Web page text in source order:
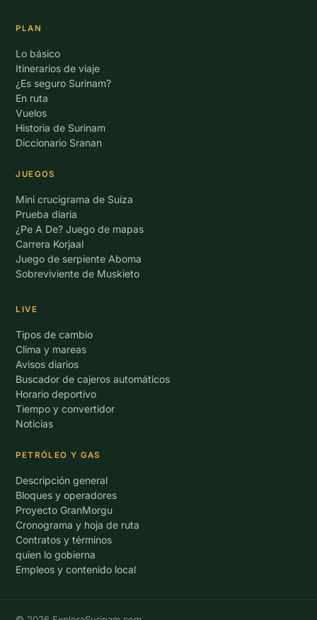
PLAN
Lo básico
Itinerarios de viaje
¿Es seguro Surinam?
En ruta
Vuelos
Historia de Surinam
Diccionario Sranan
JUEGOS
Mini crucigrama de Suiza
Prueba diaria
¿Pe A De? Juego de mapas
Carrera Korjaal
Juego de serpiente Aboma
Sobreviviente de Muskieto
LIVE
Tipos de cambio
Clima y mareas
Avisos diarios
Buscador de cajeros automáticos
Horario deportivo
Tiempo y convertidor
Noticias
PETRÓLEO Y GAS
Descripción general
Bloques y operadores
Proyecto GranMorgu
Cronograma y hoja de ruta
Contratos y términos
quien lo gobierna
Empleos y contenido local